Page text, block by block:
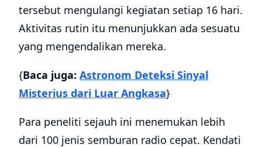
tersebut mengulangi kegiatan setiap 16 hari.
Aktivitas rutin itu menunjukkan ada sesuatu
yang mengendalikan mereka.
{Baca juga: Astronom Deteksi Sinyal
Misterius dari Luar Angkasa}
Para peneliti sejauh ini menemukan lebih
dari 100 jenis semburan radio cepat. Kendati